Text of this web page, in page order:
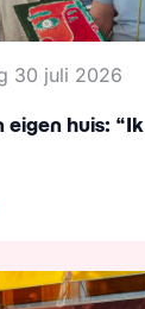
30 juli 2026
eigen huis: